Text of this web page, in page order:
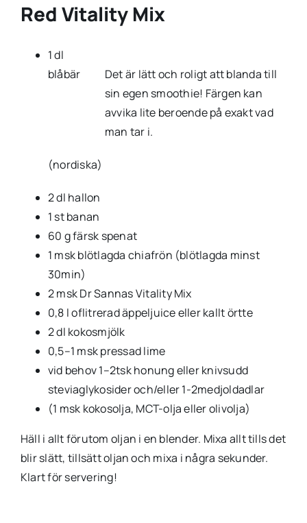
Red Vitality Mix
Det är lätt och roligt att blanda till
sin egen smoothie! Färgen kan
avvika lite beroende på exakt vad
man tar i.
1 dl
blåbär
(nordiska)
2 dl hallon
1 st banan
60 g färsk spenat
1 msk blötlagda chiafrön (blötlagda minst
30min)
2 msk Dr Sannas Vitality Mix
0,8 l oflitrerad äppeljuice eller kallt örtte
2 dl kokosmjölk
0,5–1 msk pressad lime
vid behov 1–2tsk honung eller knivsudd
steviaglykosider och/eller 1-2medjoldadlar
(1 msk kokosolja, MCT-olja eller olivolja)
Häll i allt förutom oljan i en blender. Mixa allt tills det
blir slätt, tillsätt oljan och mixa i några sekunder.
Klart för servering!